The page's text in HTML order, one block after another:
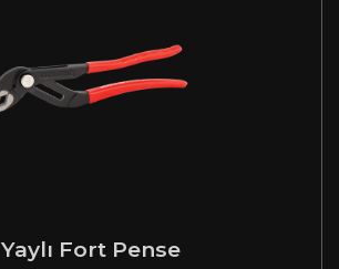
Yaylı Fort Pense